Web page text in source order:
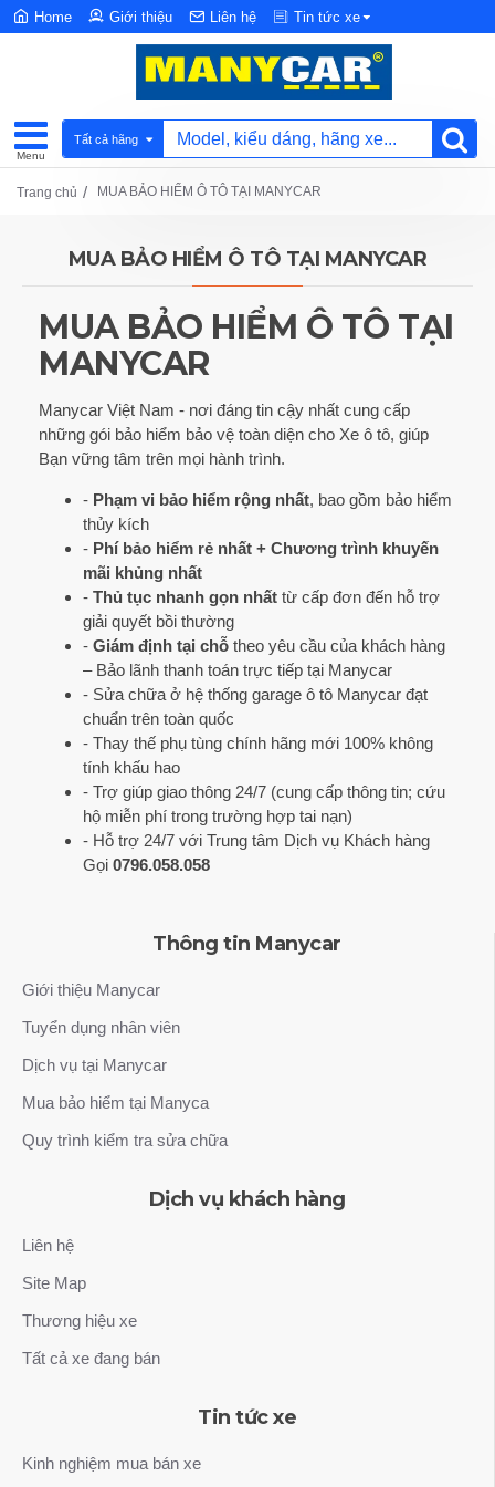
Home Giới thiệu Liên hệ Tin tức xe
Tất cả hãng
Trang chủ MUA BẢO HIỂM Ô TÔ TẠI MANYCAR
MUA BẢO HIỂM Ô TÔ TẠI MANYCAR
MUA BẢO HIỂM Ô TÔ TẠI
MANYCAR
Manycar Việt Nam - nơi đáng tin cậy nhất cung cấp
những gói bảo hiểm bảo vệ toàn diện cho Xe ô tô, giúp
Bạn vững tâm trên mọi hành trình.
- Phạm vi bảo hiểm rộng nhất, bao gồm bảo hiểm
thủy kích
- Phí bảo hiểm rẻ nhất + Chương trình khuyến
mãi khủng nhất
- Thủ tục nhanh gọn nhất từ cấp đơn đến hỗ trợ
giải quyết bồi thường
- Giám định tại chỗ theo yêu cầu của khách hàng
– Bảo lãnh thanh toán trực tiếp tại Manycar
- Sửa chữa ở hệ thống garage ô tô Manycar đạt
chuẩn trên toàn quốc
- Thay thế phụ tùng chính hãng mới 100% không
tính khấu hao
- Trợ giúp giao thông 24/7 (cung cấp thông tin; cứu
hộ miễn phí trong trường hợp tai nạn)
- Hỗ trợ 24/7 với Trung tâm Dịch vụ Khách hàng
Gọi 0796.058.058
Thông tin Manycar
Giới thiệu Manycar
Tuyển dụng nhân viên
Dịch vụ tại Manycar
Mua bảo hiểm tại Manyca
Quy trình kiểm tra sửa chữa
Dịch vụ khách hàng
Liên hệ
Site Map
Thương hiệu xe
Tất cả xe đang bán
Tin tức xe
Kinh nghiệm mua bán xe